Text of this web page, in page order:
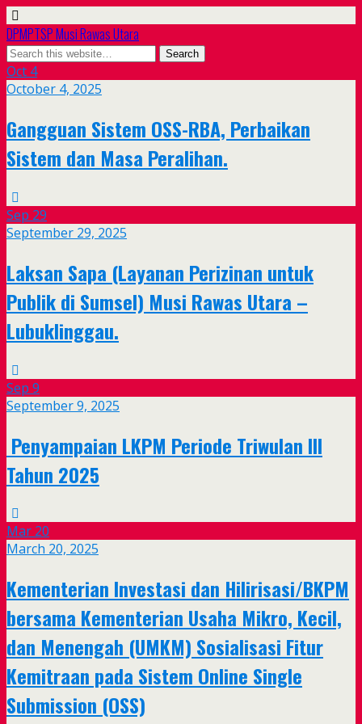
DPMPTSP Musi Rawas Utara
Oct 4
October 4, 2025
Gangguan Sistem OSS-RBA, Perbaikan
Sistem dan Masa Peralihan.
Sep 29
September 29, 2025
Laksan Sapa (Layanan Perizinan untuk
Publik di Sumsel) Musi Rawas Utara –
Lubuklinggau.
Sep 9
September 9, 2025
Penyampaian LKPM Periode Triwulan III
Tahun 2025
Mar 20
March 20, 2025
Kementerian Investasi dan Hilirisasi/BKPM
bersama Kementerian Usaha Mikro, Kecil,
dan Menengah (UMKM) Sosialisasi Fitur
Kemitraan pada Sistem Online Single
Submission (OSS)